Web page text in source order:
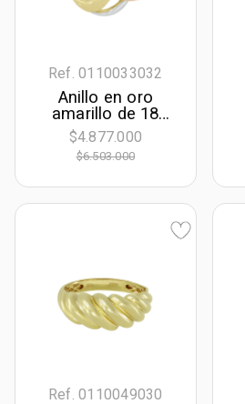
Ref. 0110033032
Anillo en oro
amarillo de 18
Kilates
$4.877.000
$6.503.000
Ref. 0110049030